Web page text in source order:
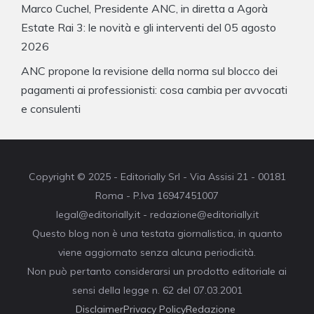
Marco Cuchel, Presidente ANC, in diretta a Agorà
Estate Rai 3: le novità e gli interventi del 05 agosto
2026
ANC propone la revisione della norma sul blocco dei
pagamenti ai professionisti: cosa cambia per avvocati
e consulenti
Copyright © 2025 - Editorially Srl - Via Assisi 21 - 00181
Roma - P.Iva 16947451007
legal@editorially.it - redazione@editorially.it
Questo blog non è una testata giornalistica, in quanto
viene aggiornato senza alcuna periodicità.
Non può pertanto considerarsi un prodotto editoriale ai
sensi della legge n. 62 del 07.03.2001
DisclaimerPrivacy PolicyRedazione